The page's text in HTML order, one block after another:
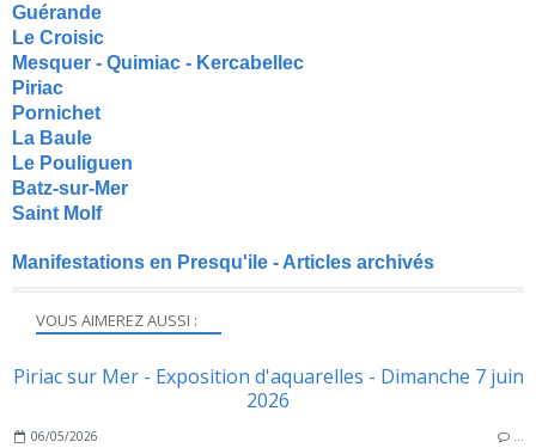
VOUS AIMEREZ AUSSI :
Piriac sur Mer - Exposition d'aquarelles - Dimanche 7 juin
2026
06/05/2026 …
Guérande
Le Croisic
Mesquer - Quimiac - Kercabellec
Piriac
Pornichet
La Baule
Le Pouliguen
Batz-sur-Mer
Saint Molf
Manifestations en Presqu'ile - Articles archivés